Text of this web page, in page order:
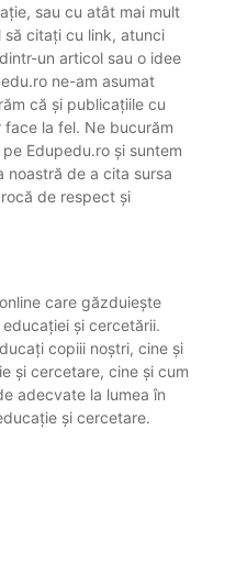
sau cu atât mai mult
citați cu link, atunci
un articol sau o idee
ne-am asumat
că și publicațiile cu
la fel. Ne bucurăm
Edupedu.ro și suntem
noastră de a cita sursa
de respect și
care găzduiește
și cercetării.
copiii noștri, cine și
și cercetare, cine și cum
adecvate la lumea în
și cercetare.